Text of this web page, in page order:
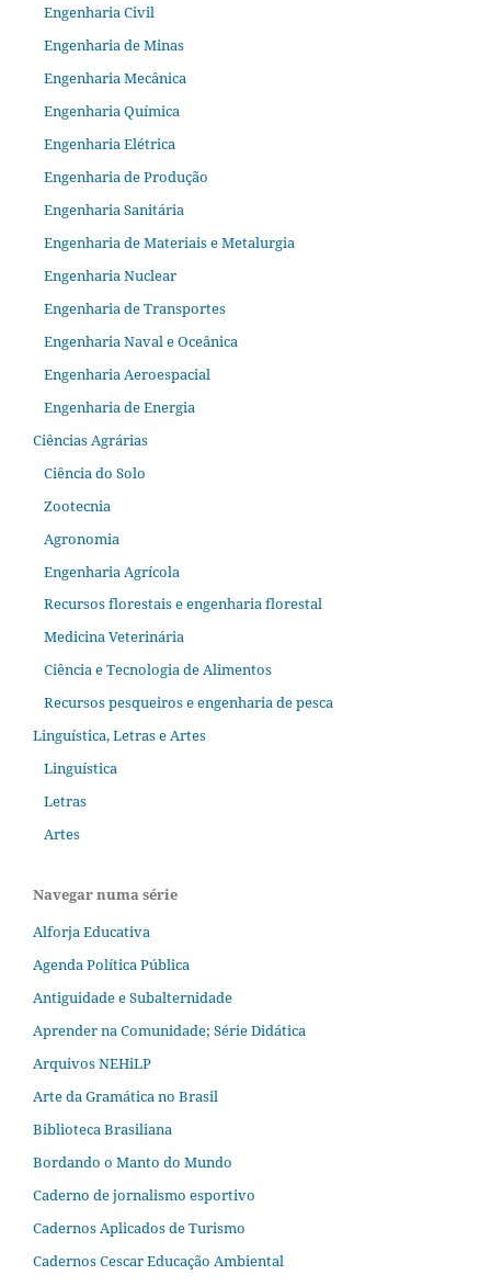
Engenharia Civil
Engenharia de Minas
Engenharia Mecânica
Engenharia Química
Engenharia Elétrica
Engenharia de Produção
Engenharia Sanitária
Engenharia de Materiais e Metalurgia
Engenharia Nuclear
Engenharia de Transportes
Engenharia Naval e Oceânica
Engenharia Aeroespacial
Engenharia de Energia
Ciências Agrárias
Ciência do Solo
Zootecnia
Agronomia
Engenharia Agrícola
Recursos florestais e engenharia florestal
Medicina Veterinária
Ciência e Tecnologia de Alimentos
Recursos pesqueiros e engenharia de pesca
Linguística, Letras e Artes
Linguística
Letras
Artes
Navegar numa série
Alforja Educativa
Agenda Política Pública
Antiguidade e Subalternidade
Aprender na Comunidade; Série Didática
Arquivos NEHiLP
Arte da Gramática no Brasil
Biblioteca Brasiliana
Bordando o Manto do Mundo
Caderno de jornalismo esportivo
Cadernos Aplicados de Turismo
Cadernos Cescar Educação Ambiental